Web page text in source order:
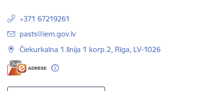
+371 67219261
E-pasts:
pasts@iem.gov.lv
Čiekurkalna 1.līnija 1 korp.2, Rīga, LV-1026